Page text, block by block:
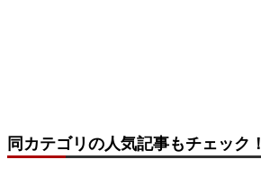
同カテゴリの人気記事もチェック！